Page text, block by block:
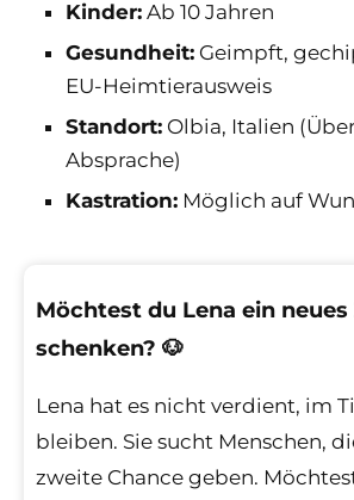
Kinder: Ab 10 Jahren
Gesundheit: Geimpft,
EU-Heimtierausweis
Standort: Olbia, Italien
Absprache)
Kastration: Möglich auf
Möchtest du Lena ein neues
schenken? 🐶
Lena hat es nicht verdient, im
bleiben. Sie sucht Menschen,
zweite Chance geben.